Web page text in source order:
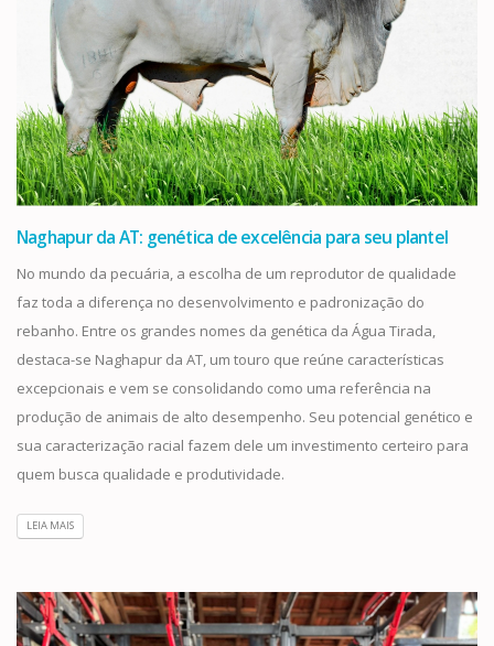
Naghapur da AT: genética de excelência para seu plantel
No mundo da pecuária, a escolha de um reprodutor de qualidade
faz toda a diferença no desenvolvimento e padronização do
rebanho. Entre os grandes nomes da genética da Água Tirada,
destaca-se Naghapur da AT, um touro que reúne características
excepcionais e vem se consolidando como uma referência na
produção de animais de alto desempenho. Seu potencial genético e
sua caracterização racial fazem dele um investimento certeiro para
quem busca qualidade e produtividade.
LEIA MAIS